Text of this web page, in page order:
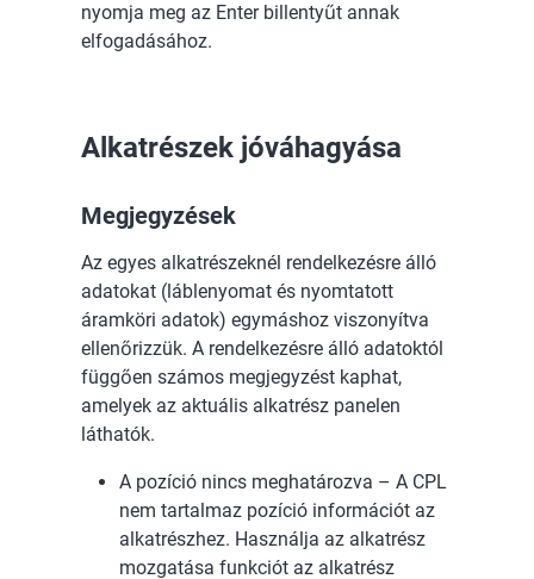
nyomja meg az Enter billentyűt annak
elfogadásához.
Alkatrészek jóváhagyása
Megjegyzések
Az egyes alkatrészeknél rendelkezésre álló
adatokat (láblenyomat és nyomtatott
áramköri adatok) egymáshoz viszonyítva
ellenőrizzük. A rendelkezésre álló adatoktól
függően számos megjegyzést kaphat,
amelyek az aktuális alkatrész panelen
láthatók.
A pozíció nincs meghatározva – A CPL
nem tartalmaz pozíció információt az
alkatrészhez. Használja az alkatrész
mozgatása funkciót az alkatrész